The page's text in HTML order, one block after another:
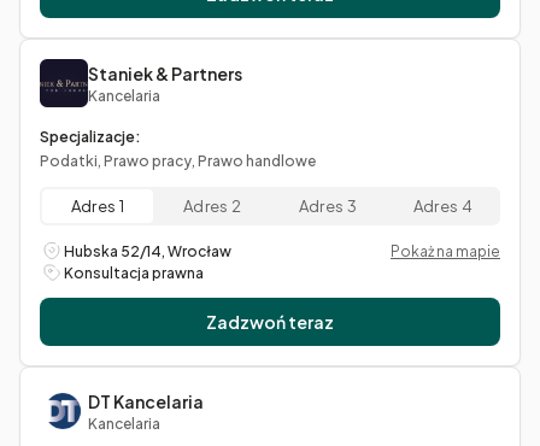
Staniek & Partners
Kancelaria
Specjalizacje:
Podatki, Prawo pracy, Prawo handlowe
Adres 1 Adres 2 Adres 3 Adres 4
Hubska 52/14, Wrocław
Pokaż na mapie
Konsultacja prawna
Zadzwoń teraz
DT Kancelaria
Kancelaria